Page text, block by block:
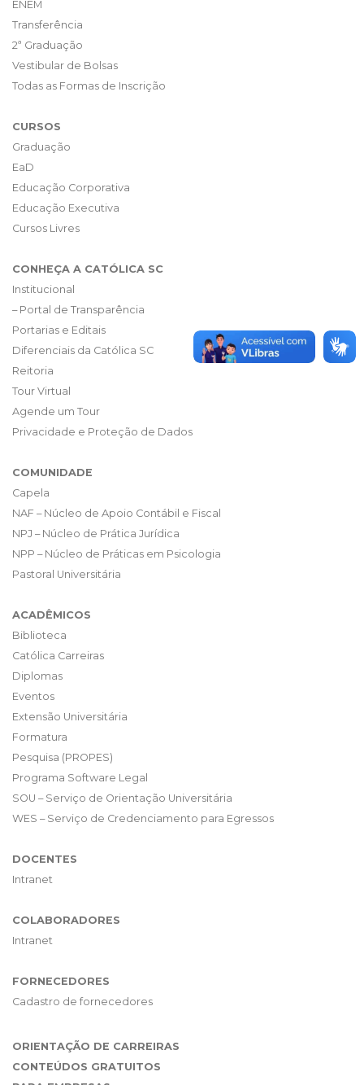
ENEM
Transferência
2ª Graduação
Vestibular de Bolsas
Todas as Formas de Inscrição
CURSOS
Graduação
EaD
Educação Corporativa
Educação Executiva
Cursos Livres
CONHEÇA A CATÓLICA SC
Institucional
– Portal de Transparência
Portarias e Editais
Diferenciais da Católica SC
Reitoria
Tour Virtual
Agende um Tour
Privacidade e Proteção de Dados
COMUNIDADE
Capela
NAF – Núcleo de Apoio Contábil e Fiscal
NPJ – Núcleo de Prática Jurídica
NPP – Núcleo de Práticas em Psicologia
Pastoral Universitária
ACADÊMICOS
Biblioteca
Católica Carreiras
Diplomas
Eventos
Extensão Universitária
Formatura
Pesquisa (PROPES)
Programa Software Legal
SOU – Serviço de Orientação Universitária
WES – Serviço de Credenciamento para Egressos
DOCENTES
Intranet
COLABORADORES
Intranet
FORNECEDORES
Cadastro de fornecedores
ORIENTAÇÃO DE CARREIRAS
CONTEÚDOS GRATUITOS